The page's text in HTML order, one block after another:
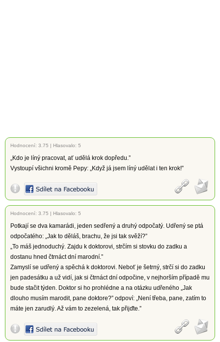
Hodnocení: 3.75 | Hlasovalo: 5
„Kdo je líný pracovat, ať udělá krok dopředu.”
Vystoupí všichni kromě Pepy: „Když já jsem líný udělat i ten krok!”
Hodnocení: 3.75 | Hlasovalo: 5
Potkají se dva kamarádi, jeden sedřený a druhý odpočatý. Udřený se ptá
odpočatého: „Jak to děláš, brachu, že jsi tak svěží?”
„To máš jednoduchý. Zajdu k doktorovi, strčím si stovku do zadku a
dostanu hned čtrnáct dní marodní.”
Zamyslí se udřený a spěchá k doktorovi. Neboť je šetrný, strčí si do zadku
jen padesátku a už vidí, jak si čtrnáct dní odpočine, v nejhorším případě mu
bude stačit týden. Doktor si ho prohlédne a na otázku udřeného „Jak
dlouho musím marodit, pane doktore?” odpoví: „Není třeba, pane, zatím to
máte jen zarudlý. Až vám to zezelená, tak přijďte.”